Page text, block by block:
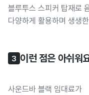
블루투스 스피커 탑재로
다양하게 활용하며 생생
3 이런 점은 아쉬워
사운드바 블랙 임대료가